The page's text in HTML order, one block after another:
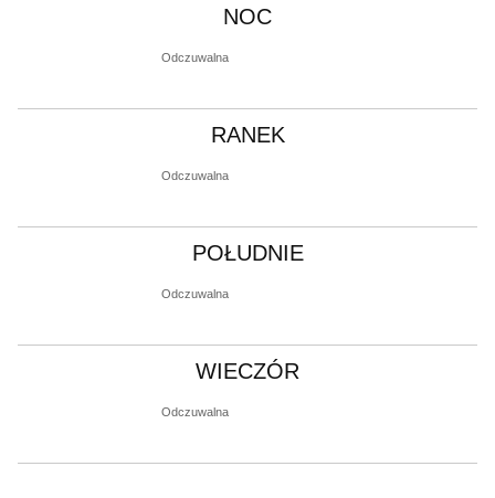
NOC
Odczuwalna
RANEK
Odczuwalna
POŁUDNIE
Odczuwalna
WIECZÓR
Odczuwalna